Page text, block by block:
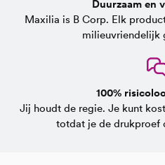
Duurzaam en
Maxilia is B Corp. Elk
milieuvriendelijk
100%
Jij houdt de regie. Je kunt
totdat je de drukproef